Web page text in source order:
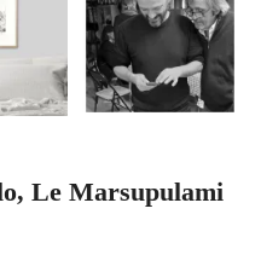
Le Marsupulami